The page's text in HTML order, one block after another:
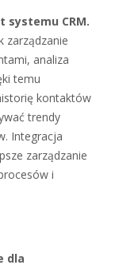
systemu CRM.
zarządzanie
analiza
temu
kontaktów
trendy
Integracja
zarządzanie
i
dla